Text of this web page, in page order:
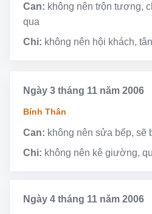
Can: không nên trộn tương,
qua
Chi: không nên hội khách,
Ngày 3 tháng 11 năm 2006
Bính Thân
Can: không nên sửa bếp, sẽ
Chi: không nên kê giường,
Ngày 4 tháng 11 năm 2006